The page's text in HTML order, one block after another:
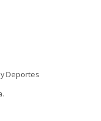
Deportes